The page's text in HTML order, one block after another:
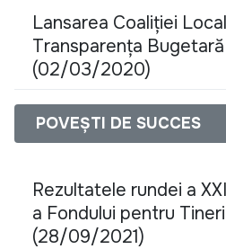
Lansarea Coaliției
Transparența
(02/03/2020)
POVEȘTI DE SUCCES
Rezultatele rundei a
a Fondului pentru
(28/09/2021)